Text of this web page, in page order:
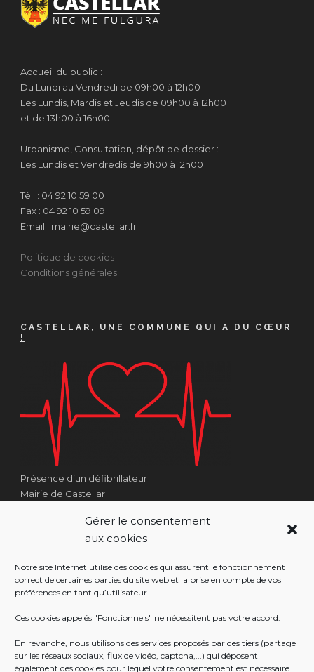
Gérer le consentement
aux cookies
Notre site Internet utilise des cookies qui assurent le fonctionnement
correct de certaines parties du site web et la prise en compte de vos
préférences en tant qu’utilisateur.
Ces cookies appelés "Fonctionnels" ne nécessitent pas votre accord.
En revanche, nous utilisons des services proposés par des tiers (partage
sur les réseaux sociaux, flux de vidéo, captcha,...) qui déposent
également des cookies pour lequel votre consentement est nécessaire.
Accueil du public :
Du Lundi au Vendredi de 09h00 à 12h00
Les Lundis, Mardis et Jeudis de 09h00 à 12h00
et de 13h00 à 16h00
Urbanisme, Consultation, dépôt de dossier :
Les Lundis et Vendredis de 9h00 à 12h00
Tél. : 04 92 10 59 00
Fax : 04 92 10 59 09
Email : mairie@castellar.fr
Politique de cookies
Conditions générales
CASTELLAR, UNE COMMUNE QUI A DU CŒUR
!
Présence d’un défibrillateur
Mairie de Castellar
Côté Escalier Rue Sarrail
06500 Castellar
RÉALISATION